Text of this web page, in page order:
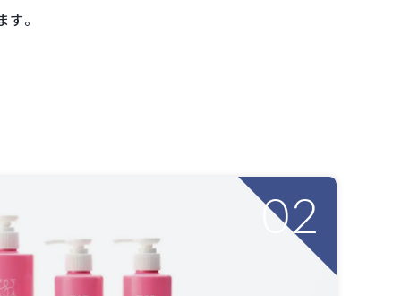
。
02